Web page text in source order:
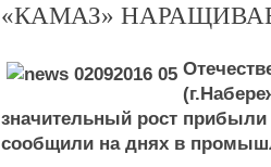
«КАМАЗ»
значительный рост прибыли
сообщили на днях в